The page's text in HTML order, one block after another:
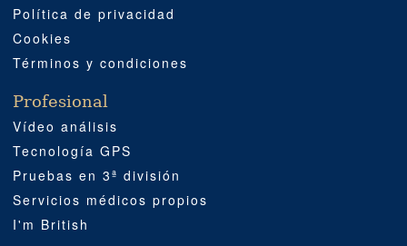
Política de privacidad
Cookies
Términos y condiciones
Profesional
Vídeo análisis
Tecnología GPS
Pruebas en 3ª división
Servicios médicos propios
I'm British